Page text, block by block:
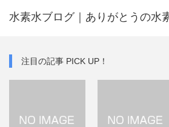
水素水ブログ｜ありがとうの水
注目の記事 PICK UP！